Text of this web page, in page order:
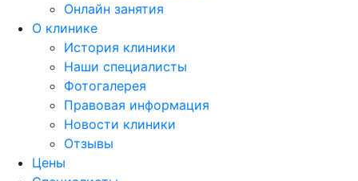
Онлайн занятия
О клинике
История клиники
Наши специалисты
Фотогалерея
Правовая информация
Новости клиники
Отзывы
Цены